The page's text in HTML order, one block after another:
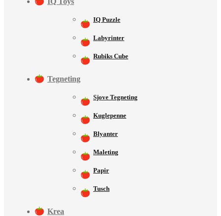
IQ Puzzle
Labyrinter
Rubiks Cube
Tegneting
Sjove Tegneting
Kuglepenne
Blyanter
Maleting
Papir
Tusch
Krea